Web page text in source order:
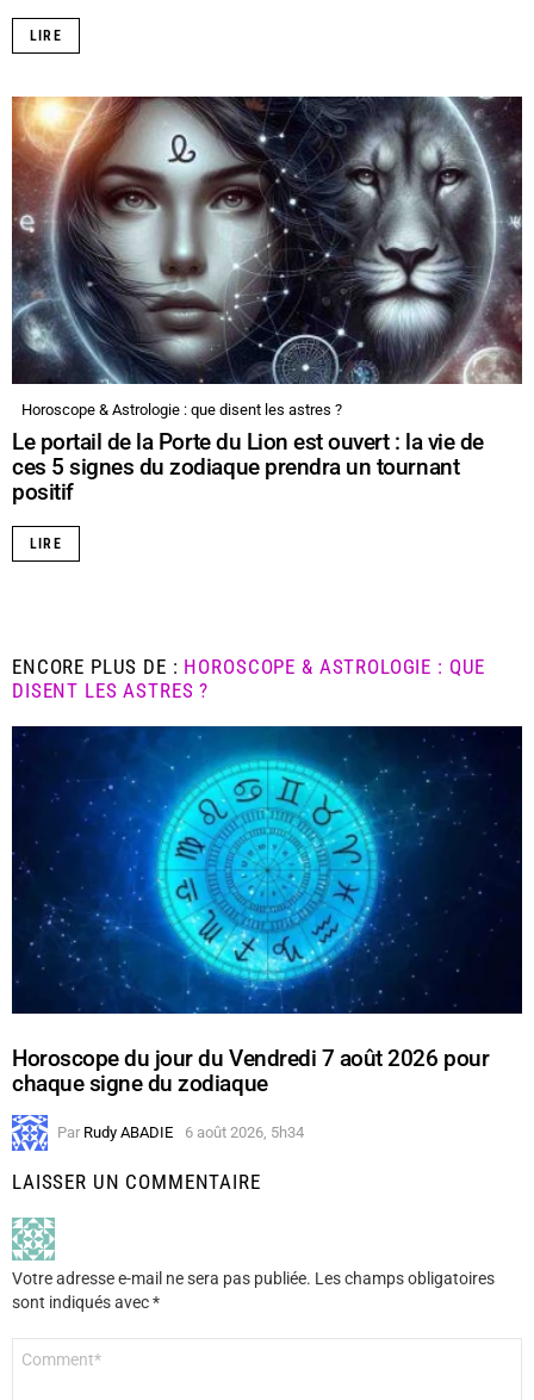
LIRE
Horoscope & Astrologie : que disent les astres ?
Le portail de la Porte du Lion est ouvert : la vie de
ces 5 signes du zodiaque prendra un tournant
positif
LIRE
ENCORE PLUS DE : HOROSCOPE & ASTROLOGIE : QUE
DISENT LES ASTRES ?
Horoscope du jour du Vendredi 7 août 2026 pour
chaque signe du zodiaque
Par Rudy ABADIE 6 août 2026, 5h34
LAISSER UN COMMENTAIRE
Votre adresse e-mail ne sera pas publiée. Les champs obligatoires
sont indiqués avec*